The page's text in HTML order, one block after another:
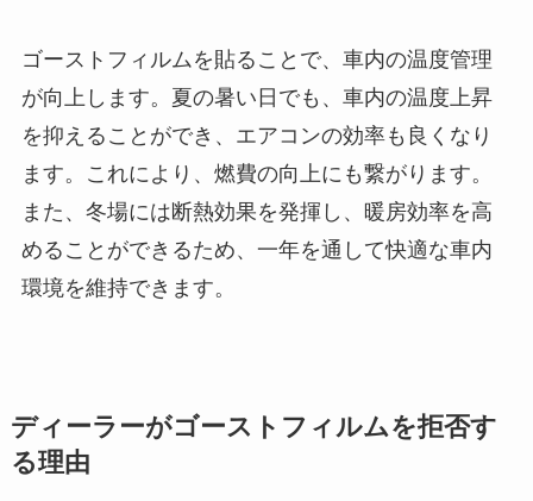
ゴーストフィルムを貼ることで、車内の温度管理
が向上します。夏の暑い日でも、車内の温度上昇
を抑えることができ、エアコンの効率も良くなり
ます。これにより、燃費の向上にも繋がります。
また、冬場には断熱効果を発揮し、暖房効率を高
めることができるため、一年を通して快適な車内
環境を維持できます。
ディーラーがゴーストフィルムを拒否す
る理由